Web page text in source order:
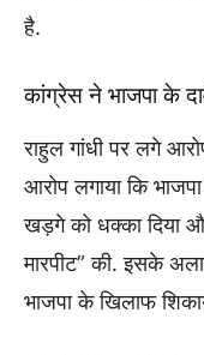
है.
कांग्रेस ने भाजपा के
राहुल गांधी पर लगे
आरोप लगाया कि
खड़गे को धक्का दिया
मारपीट” की. इसके
भाजपा के खिलाफ